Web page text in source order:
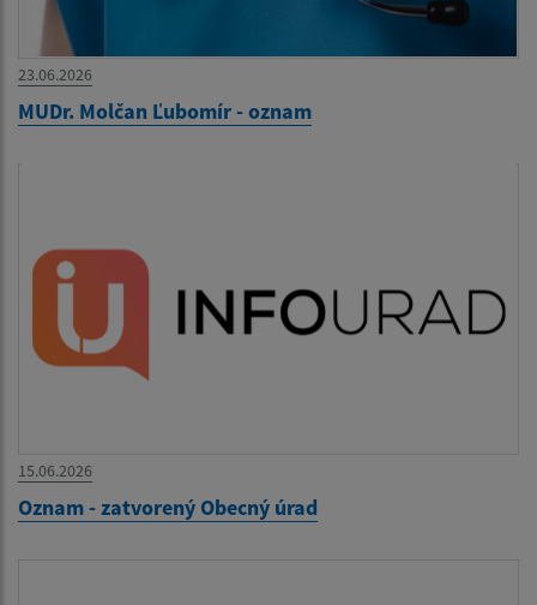
23.06.2026
MUDr. Molčan Ľubomír - oznam
15.06.2026
Oznam - zatvorený Obecný úrad